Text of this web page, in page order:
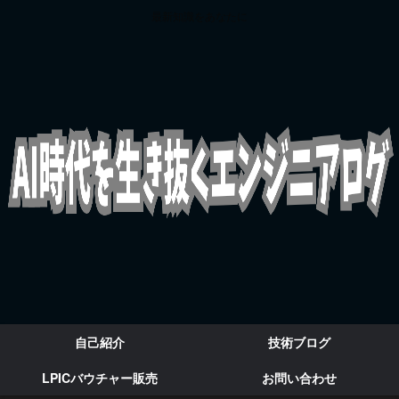
自己紹介
技術ブログ
LPICバウチャー販売
お問い合わせ